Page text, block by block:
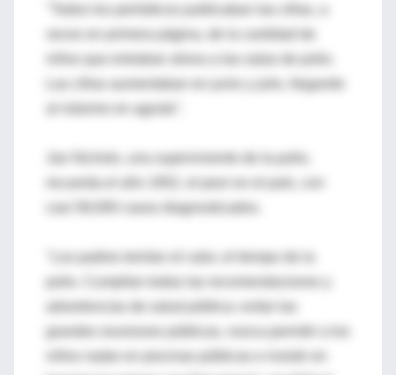
veces en primera página, de la cantidad de
Las cifras aumentaban en junio y julio, llegando
al máximo en agosto".
Jan Nichols, una superviviente de la polio,
casi 58,000 casos diagnosticados.
"Los padres temían el calor, el tiempo de la